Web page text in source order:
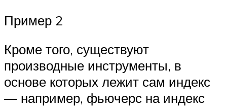
Пример 2
Кроме того, существуют
производные инструменты, в
основе которых лежит сам индекс
— например, фьючерс на индекс